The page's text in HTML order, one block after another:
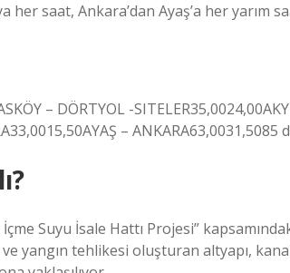
her saat, Ankara’dan Ayaş’a her yarım
– DÖRTYOL -
–
Suyu İsale Hattı Projesi”
ve yangın tehlikesi oluşturan altyapı,